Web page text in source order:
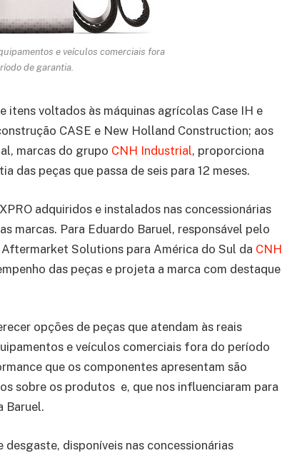
e veículos comerciais fora
de garantia
voltados às máquinas agrícolas Case IH e
CASE e New Holland Construction; aos
marcas do grupo CNH Industrial, proporciona
das peças que passa de seis para 12 meses.
adquiridos e instalados nas concessionárias
marcas. Para Eduardo Baruel, responsável pelo
Solutions para América do Sul da CNH
das peças e projeta a marca com destaque
opções de peças que atendam às reais
e veículos comerciais fora do período
que os componentes apresentam são
sobre os produtos e, que nos influenciaram para
Baruel.
disponíveis nas concessionárias